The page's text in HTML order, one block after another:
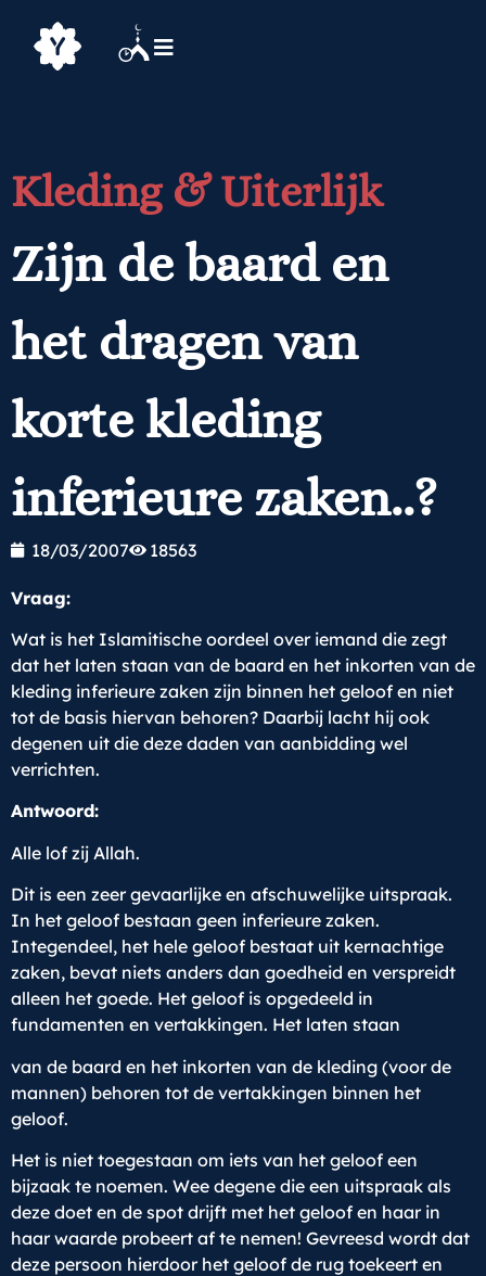
Kleding & Uiterlijk
Zijn de baard en
het dragen van
korte kleding
inferieure zaken..?
18/03/2007 18563
Vraag:
Wat is het Islamitische oordeel over iemand die zegt
dat het laten staan van de baard en het inkorten van de
kleding inferieure zaken zijn binnen het geloof en niet
tot de basis hiervan behoren? Daarbij lacht hij ook
degenen uit die deze daden van aanbidding wel
verrichten.
Antwoord:
Alle lof zij Allah.
Dit is een zeer gevaarlijke en afschuwelijke uitspraak.
In het geloof bestaan geen inferieure zaken.
Integendeel, het hele geloof bestaat uit kernachtige
zaken, bevat niets anders dan goedheid en verspreidt
alleen het goede. Het geloof is opgedeeld in
fundamenten en vertakkingen. Het laten staan
van de baard en het inkorten van de kleding (voor de
mannen) behoren tot de vertakkingen binnen het
geloof.
Het is niet toegestaan om iets van het geloof een
bijzaak te noemen. Wee degene die een uitspraak als
deze doet en de spot drijft met het geloof en haar in
haar waarde probeert af te nemen! Gevreesd wordt dat
deze persoon hierdoor het geloof de rug toekeert en